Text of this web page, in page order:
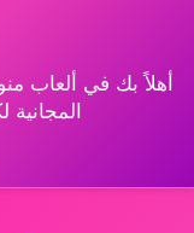
أهلاً بك في ألعاب